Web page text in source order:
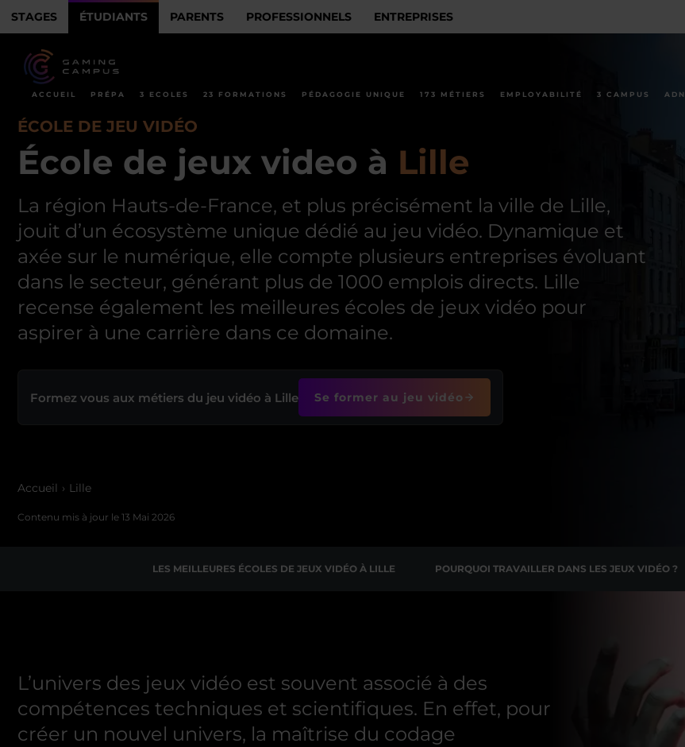
STAGES ÉTUDIANTS PARENTS PROFESSIONNELS ENTREPRISES
ACCUEIL PRÉPA 3 ECOLES 23 FORMATIONS PÉDAGOGIE UNIQUE 173 MÉTIERS EMPLOYABILITÉ 3 CAMPUS ADN
ÉCOLE DE JEU VIDÉO
École de jeux video à Lille
La région Hauts-de-France, et plus précisément la ville de Lille,
jouit d’un écosystème unique dédié au jeu vidéo. Dynamique et
axée sur le numérique, elle compte plusieurs entreprises évoluant
dans le secteur, générant plus de 1000 emplois directs. Lille
recense également les meilleures écoles de jeux vidéo pour
aspirer à une carrière dans ce domaine.
Formez vous aux métiers du jeu vidéo à Lille Se former au jeu vidéo
Accueil Lille
Contenu mis à jour le 13 Mai 2026
LES MEILLEURES ÉCOLES DE JEUX VIDÉO À LILLE POURQUOI TRAVAILLER DANS LES JEUX VIDÉO ?
L’univers des jeux vidéo est souvent associé à des
compétences techniques et scientifiques. En effet, pour
créer un nouvel univers, la maîtrise du codage